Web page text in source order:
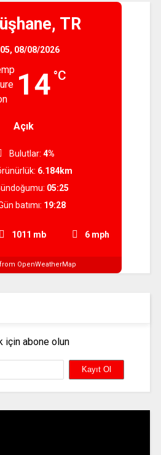
TR
08/08/2026
14 °C
Açık
1011 mb 6 mph
Bulutlar: 4%
6.184km
05:25
batımı: 19:28
OpenWeatherMap
için abone olun